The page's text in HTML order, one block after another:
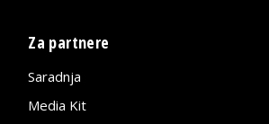
Za partnere
Saradnja
Media Kit